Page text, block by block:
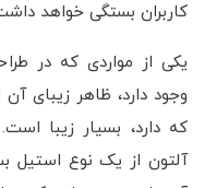
کاربران بستگی خواهد
وجود دارد، ظاهر زیبای
آلتون از یک نوع استیل